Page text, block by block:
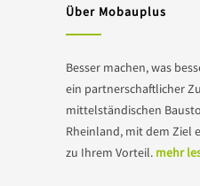
Über Mobauplus
Besser machen, was
ein partnerschaftlicher
mittelständischen
Rheinland, mit dem Ziel
zu Ihrem Vorteil. mehr